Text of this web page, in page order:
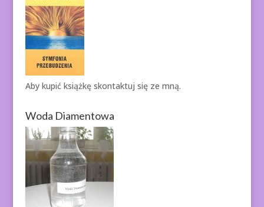
Aby kupić książkę skontaktuj się ze mną.
Woda Diamentowa